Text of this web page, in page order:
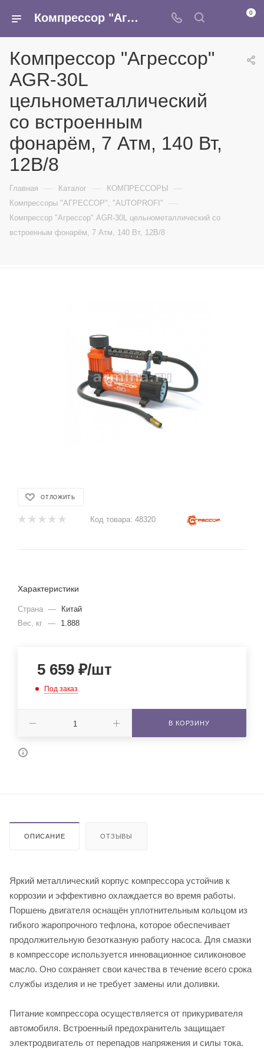
Компрессор "Агрессор" AGR-30L цельнометаллический со встроенным фонарём, 7 Атм, 140 Вт, 12В/8 - купить в интернет-магазине Армина 0
Компрессор "Агрессор"
AGR-30L
цельнометаллический
со встроенным
фонарём, 7 Атм, 140 Вт,
12В/8
Главная — Каталог — КОМПРЕССОРЫ —
Компрессоры "АГРЕССОР", "AUTOPROFI" —
Компрессор "Агрессор" AGR-30L цельнометаллический со
встроенным фонарём, 7 Атм, 140 Вт, 12В/8
ОТЛОЖИТЬ
Код товара: 48320
Характеристики
Страна —
Китай
Вес, кг — 1.888
5 659 ₽/шт
Под заказ
В КОРЗИНУ
ОПИСАНИЕ ОТЗЫВЫ
Яркий металлический корпус компрессора устойчив к
коррозии и эффективно охлаждается во время работы.
Поршень двигателя оснащён уплотнительным кольцом из
гибкого жаропрочного тефлона, которое обеспечивает
продолжительную безотказную работу насоса. Для смазки
в компрессоре используется инновационное силиконовое
масло. Оно сохраняет свои качества в течение всего срока
службы изделия и не требует замены или доливки.
Питание компрессора осуществляется от прикуривателя
автомобиля. Встроенный предохранитель защищает
электродвигатель от перепадов напряжения и силы тока.